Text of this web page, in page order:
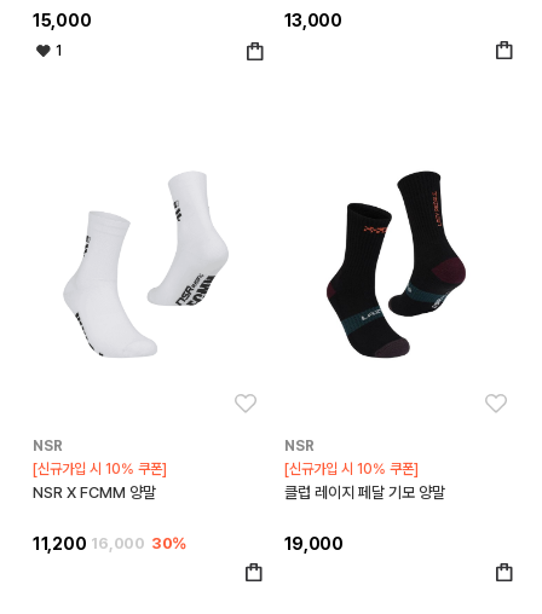
15,000
1
13,000
NSR
[신규가입 시 10% 쿠폰]
NSR X FCMM 양말
11,200 16,000 30%
NSR
[신규가입 시 10% 쿠폰]
클럽 레이지 페달 기모 양말
19,000